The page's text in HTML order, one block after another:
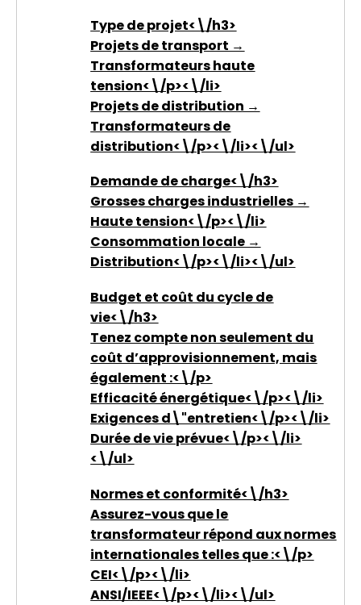
Type de projet<\/h3>
Projets de transport →
Transformateurs haute
tension<\/p><\/li>
Projets de distribution →
Transformateurs de
distribution<\/p><\/li><\/ul>
Demande de charge<\/h3>
Grosses charges industrielles →
Haute tension<\/p><\/li>
Consommation locale →
Distribution<\/p><\/li><\/ul>
Budget et coût du cycle de
vie<\/h3>
Tenez compte non seulement du
coût d’approvisionnement, mais
également :<\/p>
Efficacité énergétique<\/p><\/li>
Exigences d\"entretien<\/p><\/li>
Durée de vie prévue<\/p><\/li>
<\/ul>
Normes et conformité<\/h3>
Assurez-vous que le
transformateur répond aux normes
internationales telles que :<\/p>
CEI<\/p><\/li>
ANSI/IEEE<\/p><\/li><\/ul>